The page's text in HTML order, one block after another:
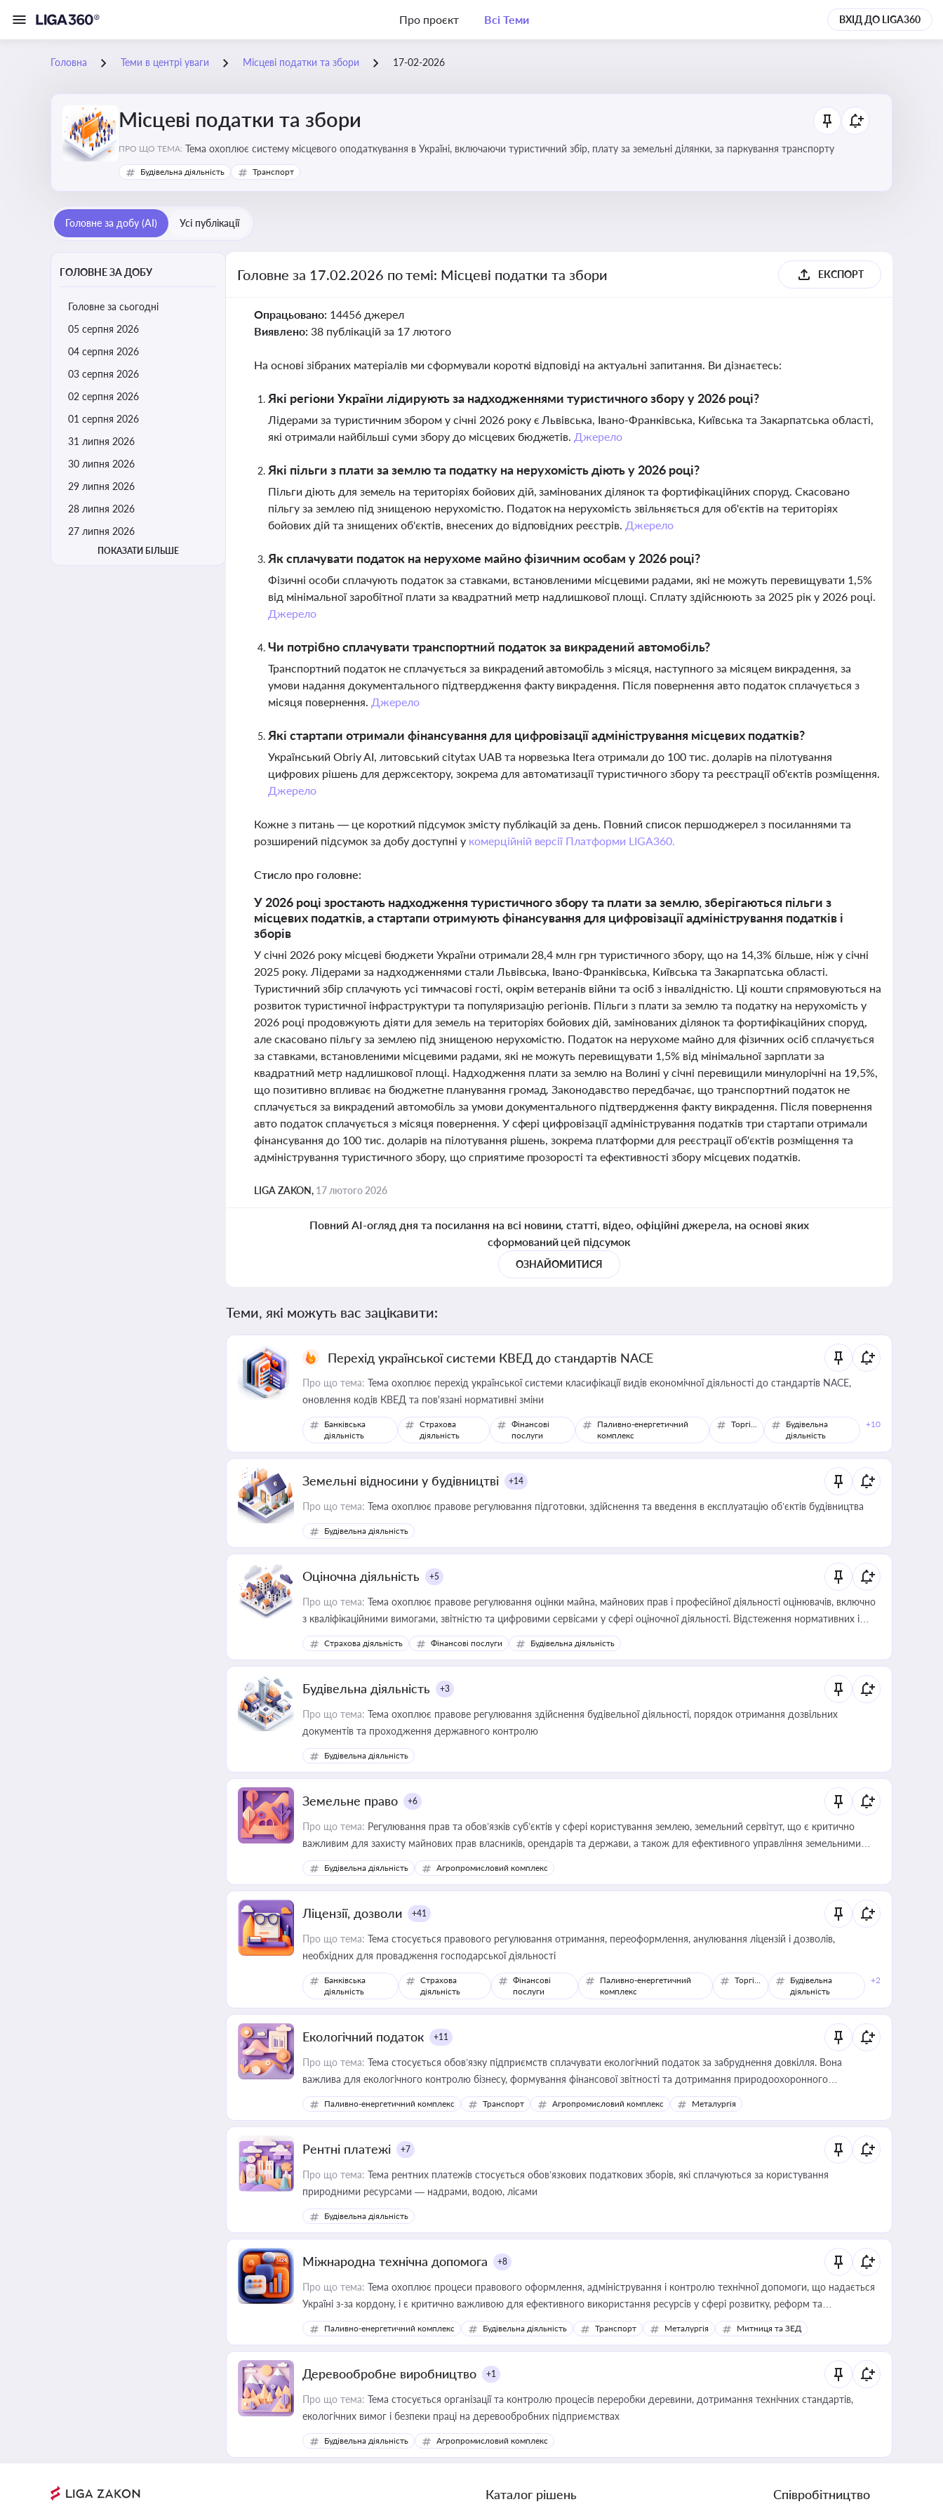
Про проєкт Всі Теми ВХІД ДО LIGA360
Головна Теми в центрі уваги Місцеві податки та збори 17-02-2026
Місцеві податки та збори
ПРО ЩО ТЕМА: Тема охоплює систему місцевого оподаткування в Україні, включаючи туристичний збір, плату за земельні ділянки, за паркування транспорту
Будівельна діяльність Транспорт
Головне за добу (AI) Усі публікації
ГОЛОВНЕ ЗА ДОБУ
Головне за сьогодні
05 серпня 2026
04 серпня 2026
03 серпня 2026
02 серпня 2026
01 серпня 2026
31 липня 2026
30 липня 2026
29 липня 2026
28 липня 2026
27 липня 2026
ПОКАЗАТИ БІЛЬШЕ
Головне за 17.02.2026 по темі: Місцеві податки та збори ЕКСПОРТ
Опрацьовано: 14456 джерел
Виявлено: 38 публікацій за 17 лютого
На основі зібраних матеріалів ми сформували короткі відповіді на актуальні запитання. Ви дізнаєтесь:
Які регіони України лідирують за надходженнями туристичного збору у 2026 році?
Лідерами за туристичним збором у січні 2026 року є Львівська, Івано-Франківська, Київська та Закарпатська області,
які отримали найбільші суми збору до місцевих бюджетів. Джерело
Які пільги з плати за землю та податку на нерухомість діють у 2026 році?
Пільги діють для земель на територіях бойових дій, замінованих ділянок та фортифікаційних споруд. Скасовано
пільгу за землею під знищеною нерухомістю. Податок на нерухомість звільняється для об'єктів на територіях
бойових дій та знищених об'єктів, внесених до відповідних реєстрів. Джерело
Як сплачувати податок на нерухоме майно фізичним особам у 2026 році?
Фізичні особи сплачують податок за ставками, встановленими місцевими радами, які не можуть перевищувати 1,5%
від мінімальної заробітної плати за квадратний метр надлишкової площі. Сплату здійснюють за 2025 рік у 2026 році.
Джерело
Чи потрібно сплачувати транспортний податок за викрадений автомобіль?
Транспортний податок не сплачується за викрадений автомобіль з місяця, наступного за місяцем викрадення, за
умови надання документального підтвердження факту викрадення. Після повернення авто податок сплачується з
місяця повернення. Джерело
Які стартапи отримали фінансування для цифровізації адміністрування місцевих податків?
Український Obriy AI, литовський citytax UAB та норвезька Itera отримали до 100 тис. доларів на пілотування
цифрових рішень для держсектору, зокрема для автоматизації туристичного збору та реєстрації об'єктів розміщення.
Джерело
Кожне з питань — це короткий підсумок змісту публікацій за день. Повний список першоджерел з посиланнями та
розширений підсумок за добу доступні у комерційній версії Платформи LIGA360.
Стисло про головне:
У 2026 році зростають надходження туристичного збору та плати за землю, зберігаються пільги з
місцевих податків, а стартапи отримують фінансування для цифровізації адміністрування податків і
зборів
У січні 2026 року місцеві бюджети України отримали 28,4 млн грн туристичного збору, що на 14,3% більше, ніж у січні
2025 року. Лідерами за надходженнями стали Львівська, Івано-Франківська, Київська та Закарпатська області.
Туристичний збір сплачують усі тимчасові гості, окрім ветеранів війни та осіб з інвалідністю. Ці кошти спрямовуються на
розвиток туристичної інфраструктури та популяризацію регіонів. Пільги з плати за землю та податку на нерухомість у
2026 році продовжують діяти для земель на територіях бойових дій, замінованих ділянок та фортифікаційних споруд,
але скасовано пільгу за землею під знищеною нерухомістю. Податок на нерухоме майно для фізичних осіб сплачується
за ставками, встановленими місцевими радами, які не можуть перевищувати 1,5% від мінімальної зарплати за
квадратний метр надлишкової площі. Надходження плати за землю на Волині у січні перевищили минулорічні на 19,5%,
що позитивно впливає на бюджетне планування громад. Законодавство передбачає, що транспортний податок не
сплачується за викрадений автомобіль за умови документального підтвердження факту викрадення. Після повернення
авто податок сплачується з місяця повернення. У сфері цифровізації адміністрування податків три стартапи отримали
фінансування до 100 тис. доларів на пілотування рішень, зокрема платформи для реєстрації об'єктів розміщення та
адміністрування туристичного збору, що сприятиме прозорості та ефективності збору місцевих податків.
LIGA ZAKON, 17 лютого 2026
Повний AI-огляд дня та посилання на всі новини, статті, відео, офіційні джерела, на основі яких
сформований цей підсумок
ОЗНАЙОМИТИСЯ
Теми, які можуть вас зацікавити:
Перехід української системи КВЕД до стандартів NACE
Про що тема: Тема охоплює перехід української системи класифікації видів економічної діяльності до стандартів NACE,
оновлення кодів КВЕД та пов'язані нормативні зміни
Банківська
діяльність
Страхова
діяльність
Фінансові
послуги
Паливно-енергетичний
комплекс
Торгівля
Будівельна
діяльність
+10
Земельні відносини у будівництві +14
Про що тема: Тема охоплює правове регулювання підготовки, здійснення та введення в експлуатацію об’єктів будівництва
Будівельна діяльність
Оціночна діяльність +5
Про що тема: Тема охоплює правове регулювання оцінки майна, майнових прав і професійної діяльності оцінювачів, включно
з кваліфікаційними вимогами, звітністю та цифровими сервісами у сфері оціночної діяльності. Відстеження нормативних і
медійних змін у цій сфері корисне для власника бізнесу, керівника, юриста або бухгалтера під час оподаткування,
приватизації, оренди державного майна, корпоративних угод і перевірки статусу суб'єктів оціночної діяльності
Страхова діяльність Фінансові послуги Будівельна діяльність
Будівельна діяльність +3
Про що тема: Тема охоплює правове регулювання здійснення будівельної діяльності, порядок отримання дозвільних
документів та проходження державного контролю
Будівельна діяльність
Земельне право +6
Про що тема: Регулювання прав та обов’язків суб’єктів у сфері користування землею, земельний сервітут, що є критично
важливим для захисту майнових прав власників, орендарів та держави, а також для ефективного управління земельними
ресурсами
Будівельна діяльність Агропромисловий комплекс
Ліцензії, дозволи +41
Про що тема: Тема стосується правового регулювання отримання, переоформлення, анулювання ліцензій і дозволів,
необхідних для провадження господарської діяльності
Банківська
діяльність
Страхова
діяльність
Фінансові
послуги
Паливно-енергетичний
комплекс
Торгівля
Будівельна
діяльність
+2
Екологічний податок +11
Про що тема: Тема стосується обов’язку підприємств сплачувати екологічний податок за забруднення довкілля. Вона
важлива для екологічного контролю бізнесу, формування фінансової звітності та дотримання природоохоронного
законодавства
Паливно-енергетичний комплекс Транспорт Агропромисловий комплекс Металургія
Рентні платежі +7
Про що тема: Тема рентних платежів стосується обов’язкових податкових зборів, які сплачуються за користування
природними ресурсами — надрами, водою, лісами
Будівельна діяльність
Міжнародна технічна допомога +8
Про що тема: Тема охоплює процеси правового оформлення, адміністрування і контролю технічної допомоги, що надається
Україні з-за кордону, і є критично важливою для ефективного використання ресурсів у сфері розвитку, реформ та
інфраструктурних проєктів
Паливно-енергетичний комплекс Будівельна діяльність Транспорт Металургія Митниця та ЗЕД
Деревообробне виробництво +1
Про що тема: Тема стосується організації та контролю процесів переробки деревини, дотримання технічних стандартів,
екологічних вимог і безпеки праці на деревообробних підприємствах
Будівельна діяльність Агропромисловий комплекс
Каталог рішень Співробітництво